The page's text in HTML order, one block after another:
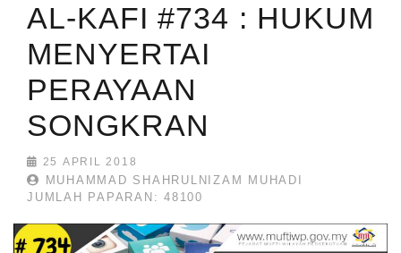
AL-KAFI #734 : HUKUM
MENYERTAI
PERAYAAN
SONGKRAN
25 APRIL 2018
MUHAMMAD SHAHRULNIZAM MUHADI
JUMLAH PAPARAN: 48100